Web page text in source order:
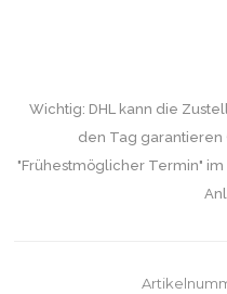
Wichtig: DHL kann die
den Tag garantieren
"Frühestmöglicher Termin"